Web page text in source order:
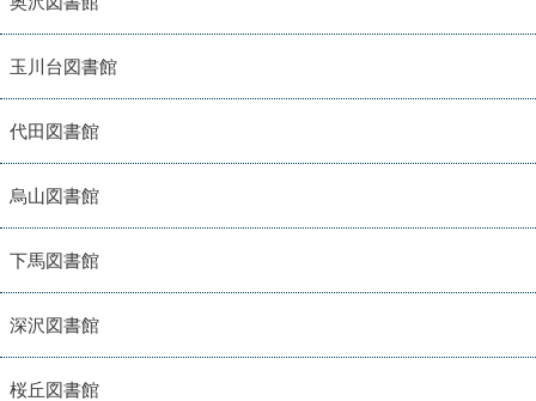
玉川台図書館
代田図書館
烏山図書館
下馬図書館
深沢図書館
桜丘図書館